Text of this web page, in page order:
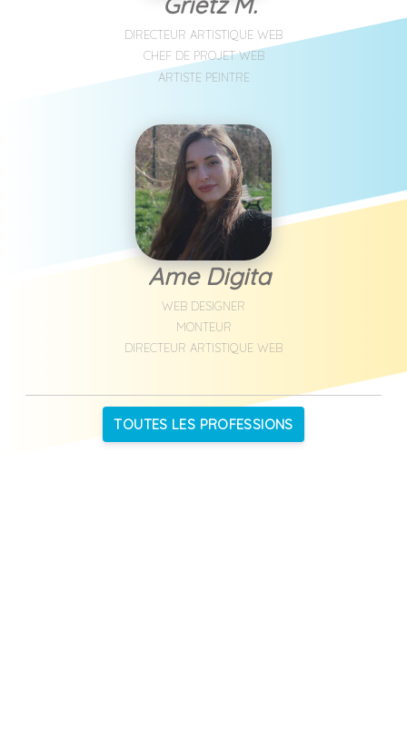
DIRECTEUR ARTISTIQUE WEB
CHEF DE PROJET WEB
ARTISTE PEINTRE
Ame Digita
WEB DESIGNER
MONTEUR
DIRECTEUR ARTISTIQUE WEB
TOUTES LES PROFESSIONS